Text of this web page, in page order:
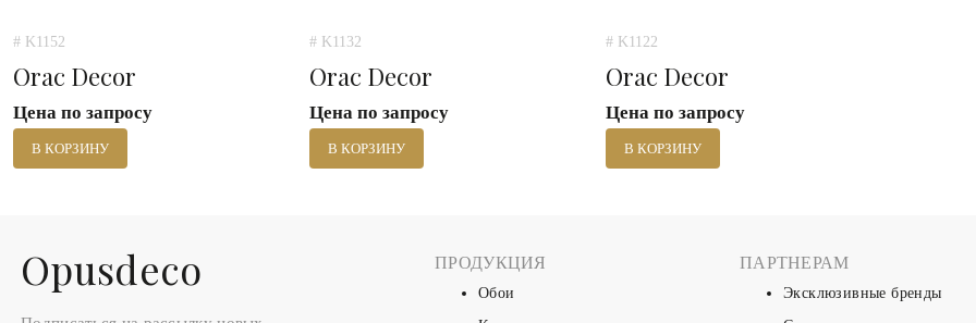
# K1152
Orac Decor
Цена по запросу
В КОРЗИНУ
# K1132
Orac Decor
Цена по запросу
В КОРЗИНУ
# K1122
Orac Decor
Цена по запросу
В КОРЗИНУ
Оpusdeco ПРОДУКЦИЯ
Обои
ПАРТНЕРАМ
Эксклюзивные бренды